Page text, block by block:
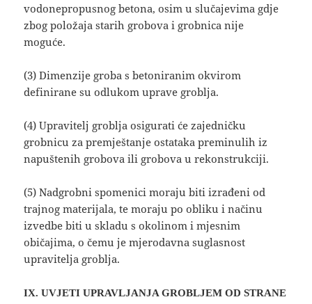
vodonepropusnog betona, osim u slučajevima gdje
zbog položaja starih grobova i grobnica nije
moguće.
(3) Dimenzije groba s betoniranim okvirom
definirane su odlukom uprave groblja.
(4) Upravitelj groblja osigurati će zajedničku
grobnicu za premještanje ostataka preminulih iz
napuštenih grobova ili grobova u rekonstrukciji.
(5) Nadgrobni spomenici moraju biti izrađeni od
trajnog materijala, te moraju po obliku i načinu
izvedbe biti u skladu s okolinom i mjesnim
običajima, o čemu je mjerodavna suglasnost
upravitelja groblja.
IX. UVJETI UPRAVLJANJA GROBLJEM OD STRANE